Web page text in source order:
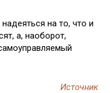
на то, что и
а, наоборот,
Источник